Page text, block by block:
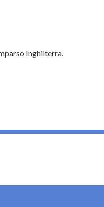
Inghilterra.